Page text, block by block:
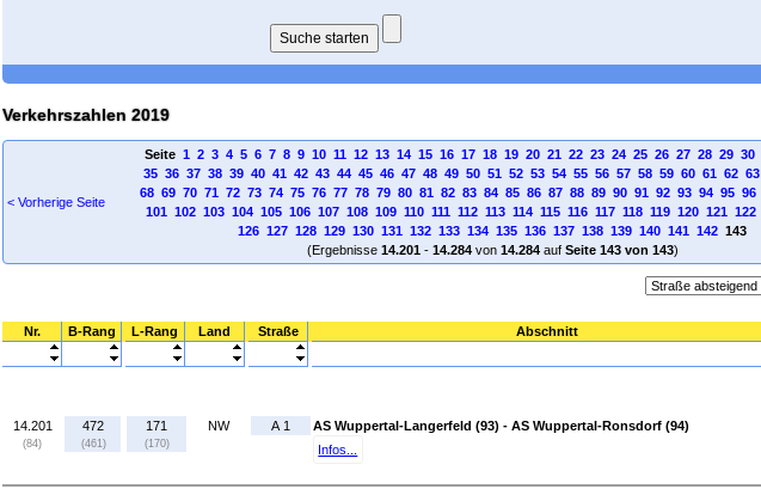
Verkehrszahlen 2019
< Vorherige Seite
Seite 1 2 3 4 5 6 7 8 9 10 11 12 13 14 15 16 17 18 19 20 21 22 23 24 25 26 27 28 29 30
35 36 37 38 39 40 41 42 43 44 45 46 47 48 49 50 51 52 53 54 55 56 57 58 59 60 61 62 63
68 69 70 71 72 73 74 75 76 77 78 79 80 81 82 83 84 85 86 87 88 89 90 91 92 93 94 95 96
101 102 103 104 105 106 107 108 109 110 111 112 113 114 115 116 117 118 119 120 121 122
126 127 128 129 130 131 132 133 134 135 136 137 138 139 140 141 142 143
(Ergebnisse 14.201- 14.284von 14.284auf Seite 143 von 143)
Nr. B-Rang L-Rang Land Straße Abschnitt
14.201
(84)
472
(461)
171
(170)
NW A 1
AS Wuppertal-Langerfeld (93) - AS Wuppertal-Ronsdorf (94)
Infos...